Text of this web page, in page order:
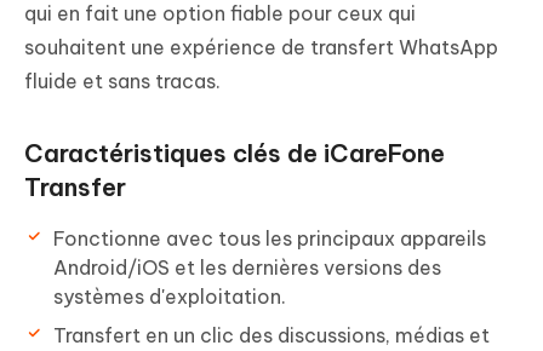
qui en fait une option fiable pour ceux qui
souhaitent une expérience de transfert WhatsApp
fluide et sans tracas.
Caractéristiques clés de iCareFone
Transfer
Fonctionne avec tous les principaux appareils
Android/iOS et les dernières versions des
systèmes d'exploitation.
Transfert en un clic des discussions, médias et